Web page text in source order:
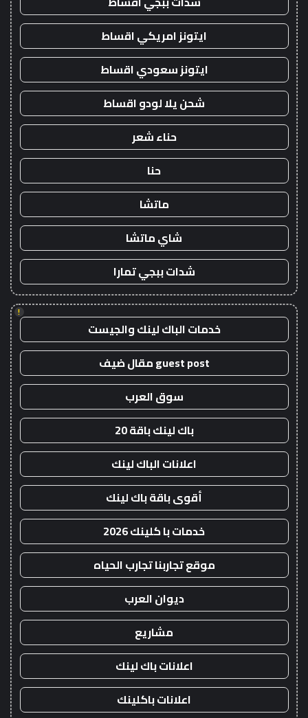
ايتونز امريكي اقساط
ايتونز سعودي اقساط
شحن يلا لودو اقساط
حناء شعر
حنا
ماتشا
شاي ماتشا
شدات ببجي تمارا
!
خدمات الباك لينك والجيست
guest post مقال ضيف
سوق العرب
باك لينك باقة 20
اعلانات الباك لينك
أقوى باقة باك لينك
خدمات با كلينك 2026
موقع تجاربنا تجارب الحياه
ديوان العرب
مشاريع
اعلانات باك لينك
اعلانات باكلينك